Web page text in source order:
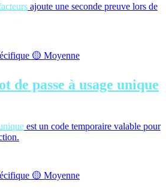
ajoute une seconde preuve lors de
🟡 Moyenne
de passe à usage unique
est un code temporaire valable pour
🟡 Moyenne